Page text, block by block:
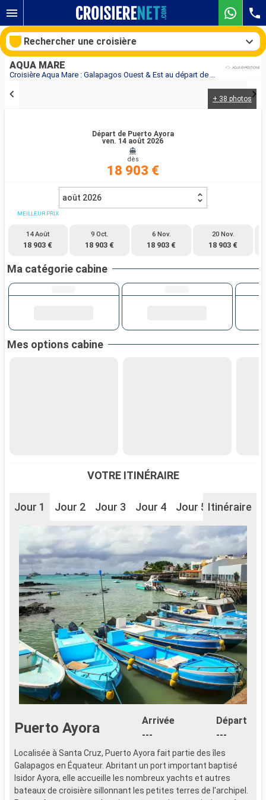
Croisière Aqua Mare : Galapagos Ouest & Est au départ de Puerto Ayora
AQUA MARE
+ 38 photos
Départ de Puerto Ayora
ven. 14 août 2026
dès
18 903 €
août 2026
MEILLEUR PRIX
14 Août
18 903 €
9 Oct.
18 903 €
6 Nov.
18 903 €
20 Nov.
18 903 €
Ma catégorie cabine
Mes options cabine
VOTRE ITINÉRAIRE
Jour 1 Jour 2 Jour 3 Jour 4 Jour 5 Jour 6
Itinéraire
Puerto Ayora
Arrivée
---
Départ
---
Localisée à Santa Cruz, Puerto Ayora fait partie des îles
Galapagos en Équateur. Abritant un port important baptisé
Isidor Ayora, elle accueille les nombreux yachts et autres
bateaux de croisière sillonnant les petites terres de l'archipel.
Rechercher une croisière
Rechercher